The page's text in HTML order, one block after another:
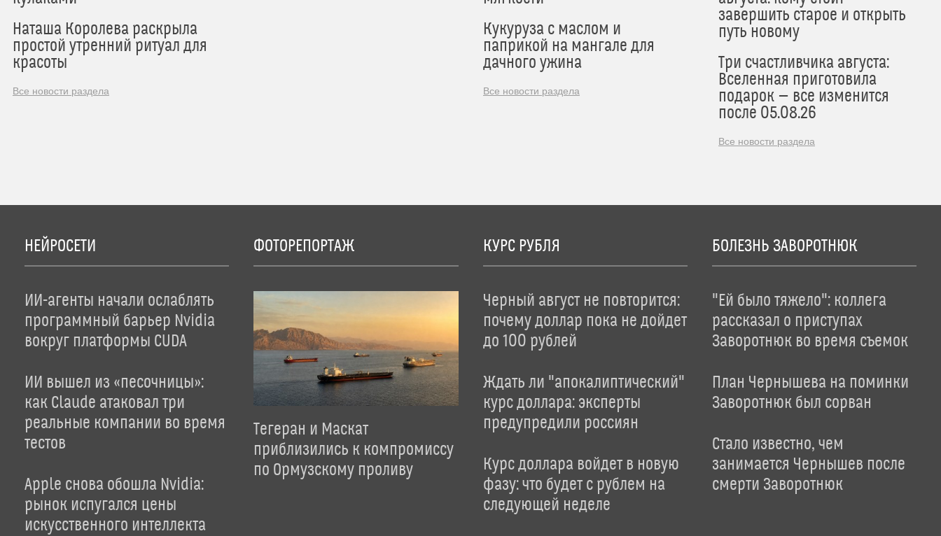
Наташа Королева раскрыла
простой утренний ритуал для
красоты
Все новости раздела
Кукуруза с маслом и
паприкой на мангале для
дачного ужина
Все новости раздела
завершить старое и открыть
путь новому
Три счастливчика августа:
Вселенная приготовила
подарок — все изменится
после 05.08.26
Все новости раздела
НЕЙРОСЕТИ
ИИ-агенты начали ослаблять
программный барьер Nvidia
вокруг платформы CUDA
ИИ вышел из «песочницы»:
как Claude атаковал три
реальные компании во время
тестов
Apple снова обошла Nvidia:
рынок испугался цены
искусственного интеллекта
ФОТОРЕПОРТАЖ
Тегеран и Маскат
приблизились к компромиссу
по Ормузскому проливу
КУРС РУБЛЯ
Черный август не повторится:
почему доллар пока не дойдет
до 100 рублей
Ждать ли "апокалиптический"
курс доллара: эксперты
предупредили россиян
Курс доллара войдет в новую
фазу: что будет с рублем на
следующей неделе
БОЛЕЗНЬ ЗАВОРОТНЮК
"Ей было тяжело": коллега
рассказал о приступах
Заворотнюк во время съемок
План Чернышева на поминки
Заворотнюк был сорван
Стало известно, чем
занимается Чернышев после
смерти Заворотнюк